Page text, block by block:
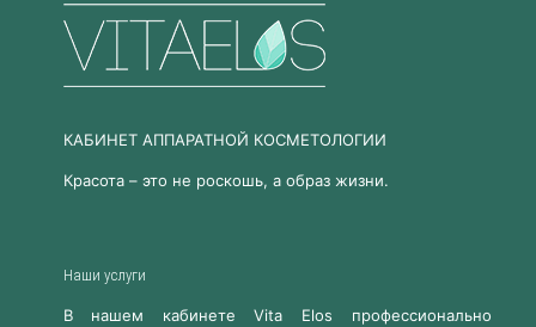
КАБИНЕТ АППАРАТНОЙ КОСМЕТОЛОГИИ
Красота – это не роскошь, а образ жизни.
Наши услуги
В нашем кабинете Vita Elos профессионально